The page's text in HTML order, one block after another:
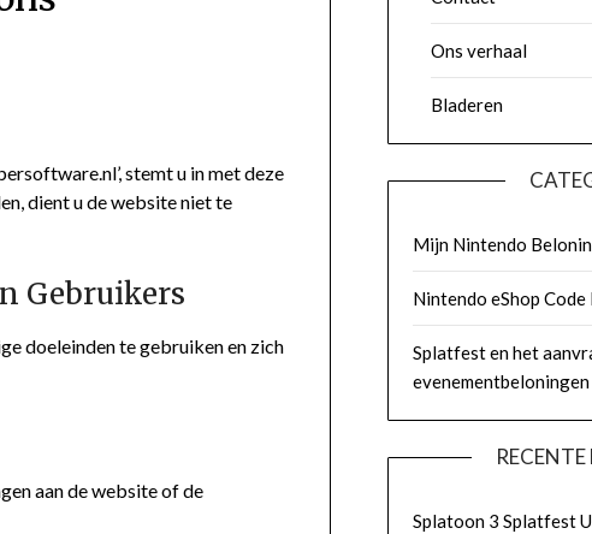
stemt u in met deze
dient u de website niet te
Gebruikers
doeleinden te gebruiken en zich
aan de website of de
Ons verhaal
Bladeren
Mijn Nintendo
Nintendo eShop
Splatfest en het
evenementbeloningen
Splatoon 3 Splatfest